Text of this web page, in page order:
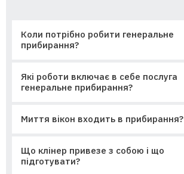
Коли потрібно робити генеральне
прибирання?
Які роботи включає в себе послуга
генеральне прибирання?
Миття вікон входить в прибирання?
Що клінер привезе з собою і що
підготувати?